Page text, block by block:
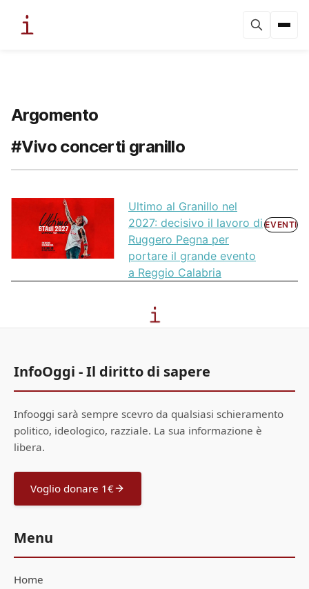
Argomento
#Vivo concerti granillo
Ultimo al Granillo nel
2027: decisivo il lavoro di
Ruggero Pegna per
portare il grande evento
a Reggio Calabria
EVENTI
InfoOggi - Il diritto di sapere
Infooggi sarà sempre scevro da qualsiasi schieramento
politico, ideologico, razziale. La sua informazione è
libera.
Voglio donare 1€
Menu
Home